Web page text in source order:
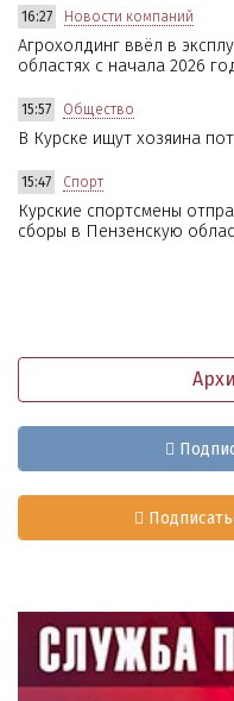
16:27 Новости компаний
Агрохолдинг ввёл в
областях с начала 2026
15:57 Общество
В Курске ищут хозяина
15:47 Спорт
Курские спортсмены
сборы в Пензенскую